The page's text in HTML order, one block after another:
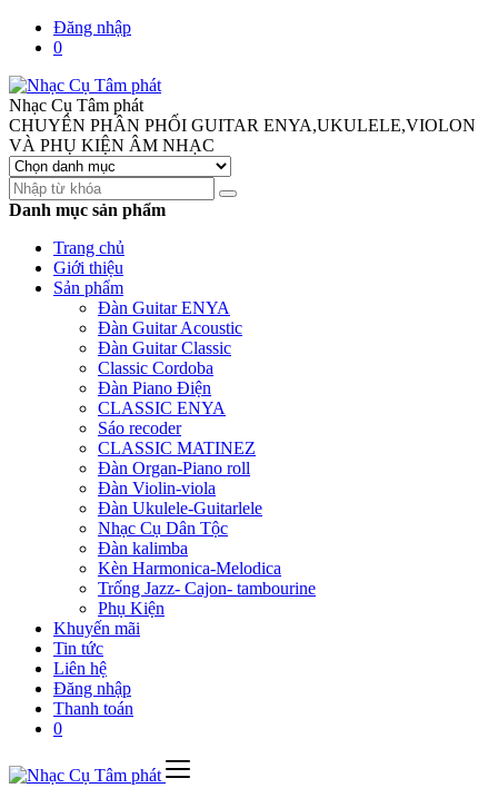
Đăng nhập
0
Nhạc Cụ Tâm phát
CHUYÊN PHÂN PHỐI GUITAR ENYA,UKULELE,VIOLON
VÀ PHỤ KIỆN ÂM NHẠC
Danh mục sản phẩm
Trang chủ
Giới thiệu
Sản phẩm
Đàn Guitar ENYA
Đàn Guitar Acoustic
Đàn Guitar Classic
Classic Cordoba
Đàn Piano Điện
CLASSIC ENYA
Sáo recoder
CLASSIC MATINEZ
Đàn Organ-Piano roll
Đàn Violin-viola
Đàn Ukulele-Guitarlele
Nhạc Cụ Dân Tộc
Đàn kalimba
Kèn Harmonica-Melodica
Trống Jazz- Cajon- tambourine
Phụ Kiện
Khuyến mãi
Tin tức
Liên hệ
Đăng nhập
Thanh toán
0